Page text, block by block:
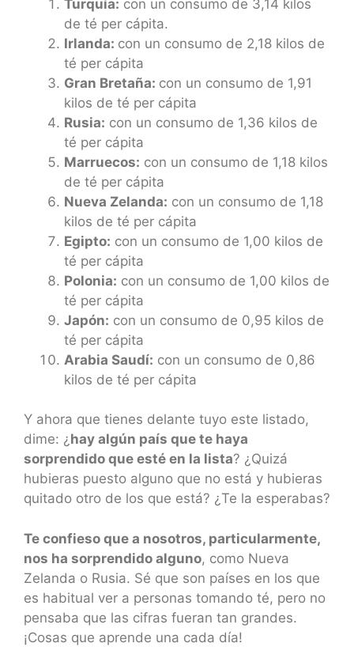
Turquía: con un consumo de 3,14 kilos
de té per cápita.
Irlanda: con un consumo de 2,18 kilos de
té per cápita
Gran Bretaña: con un consumo de 1,91
kilos de té per cápita
Rusia: con un consumo de 1,36 kilos de
té per cápita
Marruecos: con un consumo de 1,18 kilos
de té per cápita
Nueva Zelanda: con un consumo de 1,18
kilos de té per cápita
Egipto: con un consumo de 1,00 kilos de
té per cápita
Polonia: con un consumo de 1,00 kilos de
té per cápita
Japón: con un consumo de 0,95 kilos de
té per cápita
Arabia Saudí: con un consumo de 0,86
kilos de té per cápita
Y ahora que tienes delante tuyo este listado,
dime: ¿ hay algún país que te haya
sorprendido que esté en la lista? ¿Quizá
hubieras puesto alguno que no está y hubieras
quitado otro de los que está? ¿Te la esperabas?
Te confieso que a nosotros, particularmente,
nos ha sorprendido alguno, como Nueva
Zelanda o Rusia. Sé que son países en los que
es habitual ver a personas tomando té, pero no
pensaba que las cifras fueran tan grandes.
¡Cosas que aprende una cada día!